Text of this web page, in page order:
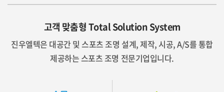
고객 맞춤형 Total Solution System
진우엘텍은 대공간 및 스포츠 조명 설계, 제작, 시공, A/S를 통합
제공하는 스포츠 조명 전문기업입니다.